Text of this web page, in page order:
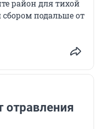
район для тихой
подальше от